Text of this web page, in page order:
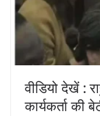
वीडियो देखें :
कार्यकर्ता की